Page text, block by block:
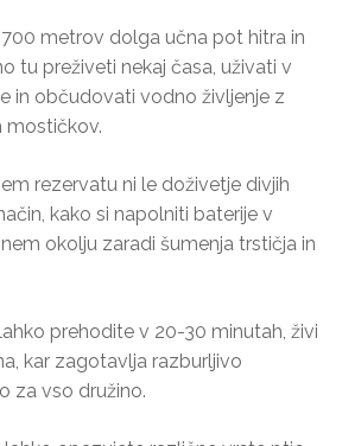
metrov dolga učna pot hitra in
tu preživeti nekaj časa, uživati v
in občudovati vodno življenje z
mostičkov.
rezervatu ni le doživetje divjih
kako si napolniti baterije v
okolju zaradi šumenja trstičja in
prehodite v 20-30 minutah, živi
kar zagotavlja razburljivo
za vso družino.